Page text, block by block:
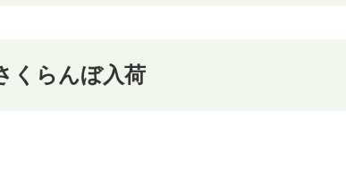
くらんぼ入荷